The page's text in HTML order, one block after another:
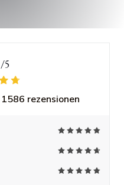
/5
1586 rezensionen